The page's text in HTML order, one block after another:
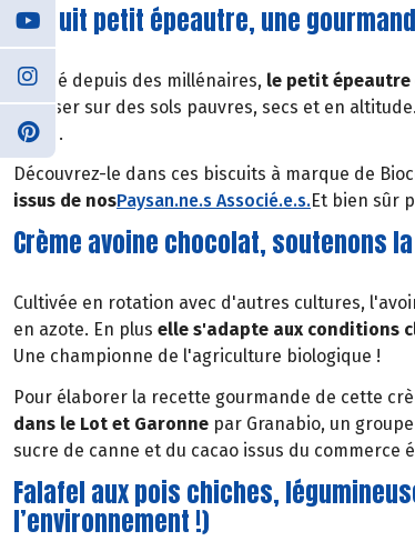
Biscuit petit épeautre, une
Cultivé depuis des millénaires, le petit
pousser sur des sols pauvres, secs et en
azote.
Découvrez-le dans ces biscuits à marque de
issus de nosPaysan.ne.s Associé.e.s.Et bien sûr
Crème avoine chocolat, soutenons
Cultivée en rotation avec d'autres cultures,
en azote. En plus elle s'adapte aux conditions
Une championne de l'agriculture biologique !
Pour élaborer la recette gourmande de cette
dans le Lot et Garonne par Granabio, un
sucre de canne et du cacao issus du commerce
Falafel aux pois chiches,
l’environnement !)